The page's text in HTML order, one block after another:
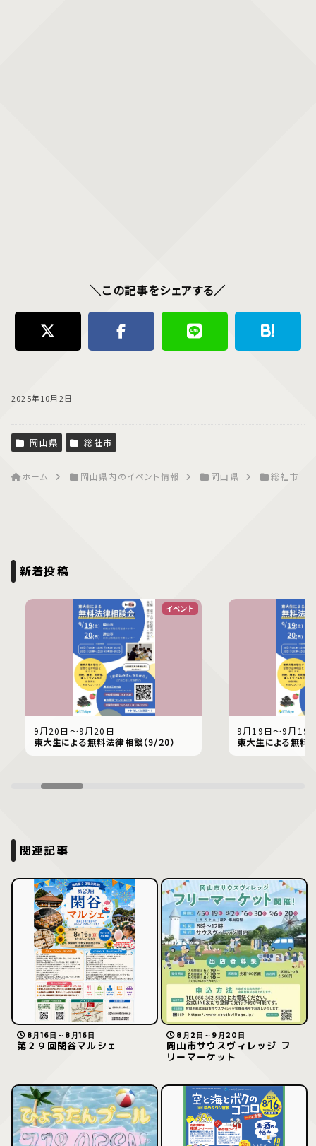
＼この記事をシェアする／
2025年10月2日
岡山県 総社市
ホーム 岡山県内のイベント情報 岡山県 総社市
新着投稿
イベント
9月20日〜9月20日
東大生による無料法律相談（9/20）
9月19日〜9月19
東大生による無料
関連記事
8月16日～8月16日
第２９回閑谷マルシェ
8月2日～9月20日
岡山市サウスヴィレッジ フ
リーマーケット